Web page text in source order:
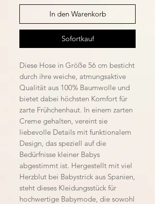
In den Warenkorb
Sofortkauf
Diese Hose in Größe 56 cm besticht
durch ihre weiche, atmungsaktive
Qualität aus 100% Baumwolle und
bietet dabei höchsten Komfort für
zarte Frühchenhaut. In einem zarten
Creme gehalten, vereint sie
liebevolle Details mit funktionalem
Design, das speziell auf die
Bedürfnisse kleiner Babys
abgestimmt ist. Hergestellt mit viel
Herzblut bei Babystrick aus Spanien,
steht dieses Kleidungsstück für
hochwertige Babymode, die sowohl